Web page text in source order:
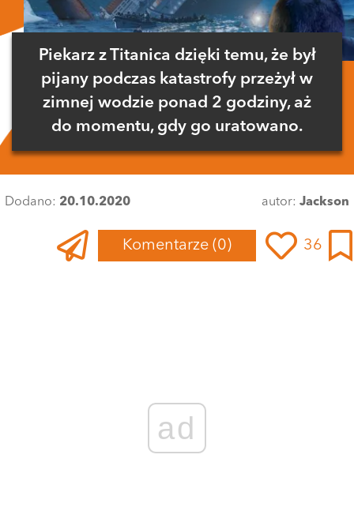
Piekarz z Titanica dzięki temu, że był
pijany podczas katastrofy przeżył w
zimnej wodzie ponad 2 godziny, aż
do momentu, gdy go uratowano.
Dodano: 20.10.2020 autor: Jackson
Komentarze (0) 36
ad